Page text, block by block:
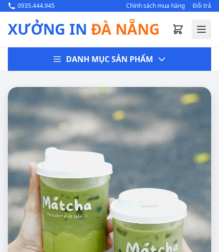
0935.444.945 Chính sách mua hàng Đổi trả
XƯỞNG IN ĐÀ NẴNG
DANH MỤC SẢN PHẨM